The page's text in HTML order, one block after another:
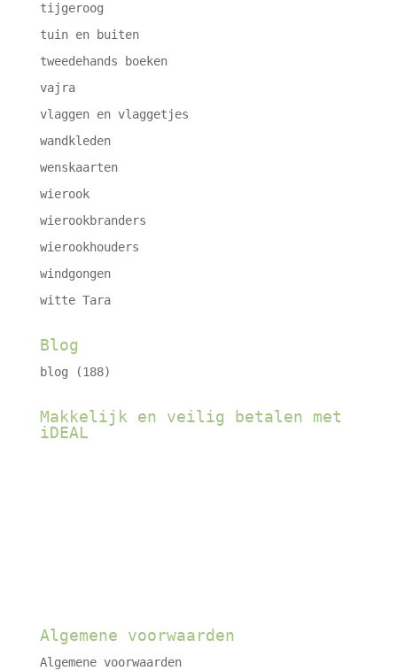
tijgeroog
tuin en buiten
tweedehands boeken
vajra
vlaggen en vlaggetjes
wandkleden
wenskaarten
wierook
wierookbranders
wierookhouders
windgongen
witte Tara
Blog
blog (188)
Makkelijk en veilig betalen met
iDEAL
Algemene voorwaarden
Algemene voorwaarden